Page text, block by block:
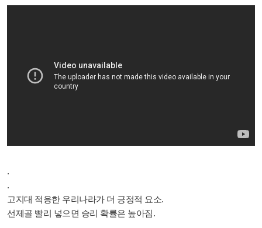
.
.
고지대 적응한 우리나라가 더 긍정적 요소.
선제골 빨리 넣으면 승리 확률은 높아짐.